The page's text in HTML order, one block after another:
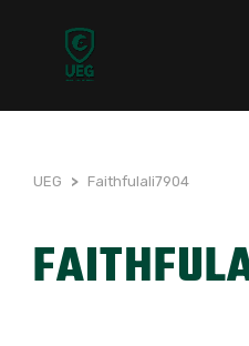
UEG > Faithfulali7904